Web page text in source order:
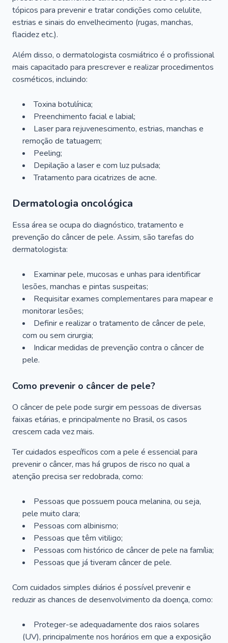
tópicos para prevenir e tratar condições como celulite,
estrias e sinais do envelhecimento (rugas, manchas,
flacidez etc.).
Além disso, o dermatologista cosmiátrico é o profissional
mais capacitado para prescrever e realizar procedimentos
cosméticos, incluindo:
Toxina botulínica;
Preenchimento facial e labial;
Laser para rejuvenescimento, estrias, manchas e
remoção de tatuagem;
Peeling;
Depilação a laser e com luz pulsada;
Tratamento para cicatrizes de acne.
Dermatologia oncológica
Essa área se ocupa do diagnóstico, tratamento e
prevenção do câncer de pele. Assim, são tarefas do
dermatologista:
Examinar pele, mucosas e unhas para identificar
lesões, manchas e pintas suspeitas;
Requisitar exames complementares para mapear e
monitorar lesões;
Definir e realizar o tratamento de câncer de pele,
com ou sem cirurgia;
Indicar medidas de prevenção contra o câncer de
pele.
Como prevenir o câncer de pele?
O câncer de pele pode surgir em pessoas de diversas
faixas etárias, e principalmente no Brasil, os casos
crescem cada vez mais.
Ter cuidados específicos com a pele é essencial para
prevenir o câncer, mas há grupos de risco no qual a
atenção precisa ser redobrada, como:
Pessoas que possuem pouca melanina, ou seja,
pele muito clara;
Pessoas com albinismo;
Pessoas que têm vitiligo;
Pessoas com histórico de câncer de pele na família;
Pessoas que já tiveram câncer de pele.
Com cuidados simples diários é possível prevenir e
reduzir as chances de desenvolvimento da doença, como:
Proteger-se adequadamente dos raios solares
(UV), principalmente nos horários em que a exposição